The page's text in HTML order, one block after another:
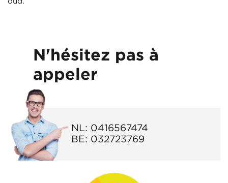
oud.
N'hésitez pas à
appeler
NL: 0416567474
BE: 032723769